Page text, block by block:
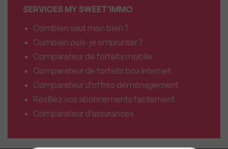
SERVICES MY SWEET'IMMO
Combien vaut mon bien ?
Combien puis-je emprunter ?
Comparateur de forfaits mobile
Comparateur de forfaits box Internet
Comparateur d’offres déménagement
Résiliez vos abonnements facilement
Comparateur d’assurances